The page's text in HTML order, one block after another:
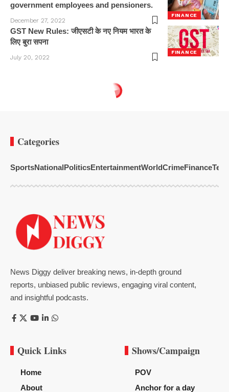
FINANCE
government employees and pensioners.
December 27, 2022
FINANCE
GST New Rules: जीएसटी के नए नियम भारत के
लिए बुरा सपना
July 20, 2022
Categories
SportsNationalPoliticsEntertainmentWorldCrimeFinance
News Diggy deliver breaking news, in-depth ground
reports, unbiased public reviews, engaging viral content,
and insightful podcasts.
Quick Links
Home
About
Shows/Campaign
POV
Anchor for a day